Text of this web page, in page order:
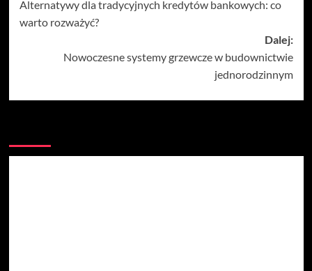
wpisy
Alternatywy dla tradycyjnych kredytów bankowych: co
warto rozważyć?
Dalej:
Nowoczesne systemy grzewcze w budownictwie
jednorodzinnym